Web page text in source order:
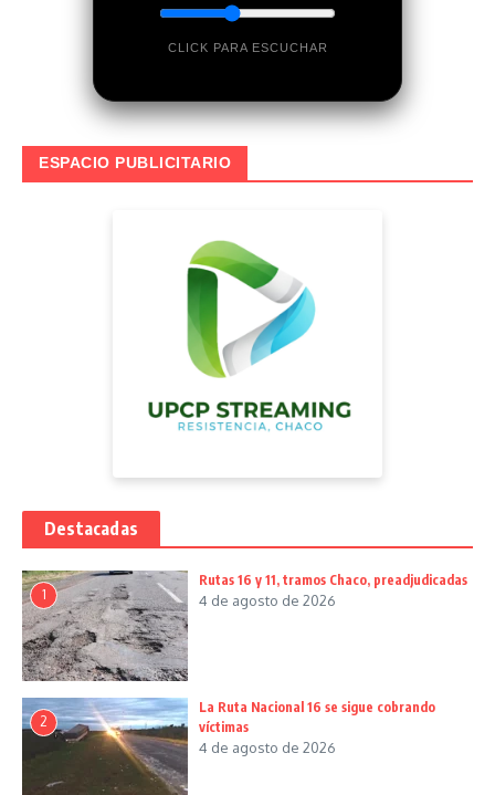
CLICK PARA ESCUCHAR
ESPACIO PUBLICITARIO
Destacadas
1
Rutas 16 y 11, tramos Chaco, preadjudicadas
4 de agosto de 2026
2
La Ruta Nacional 16 se sigue cobrando
víctimas
4 de agosto de 2026